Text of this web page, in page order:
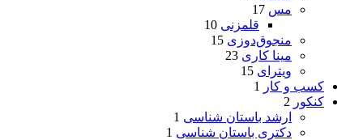
مس 17
قلمزنی 10
منجوق‌دوزی 15
مینا کاری 23
ویترای 15
کسب و کار
1
کنکور 2
ارشد باستان شناسی 1
دکتری باستان شناسی 1